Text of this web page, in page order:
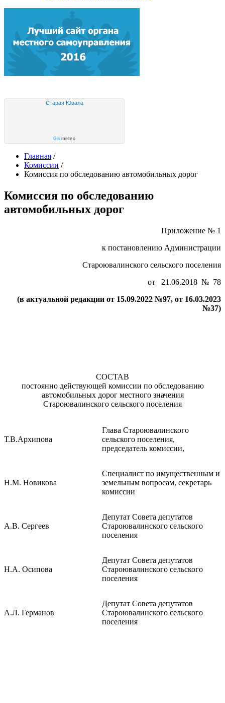
Старая Ювала
Gismeteo
Главная /
Комиссии /
Комиссия по обследованию автомобильных дорог
Комиссия по обследованию
автомобильных дорог
Приложение № 1
к постановлению Администрации
Староювалинского сельского поселения
от 21.06.2018 № 78
(в актуальной редакции от 15.09.2022 №97, от 16.03.2023
№37)
СОСТАВ
постоянно действующей комиссии по обследованию
автомобильных дорог местного значения
Староювалинского сельского поселения
Т.В.Архипова
Глава Староювалинского
сельского поселения,
председатель комиссии,
Н.М. Новикова
Специалист по имущественным и
земельным вопросам, секретарь
комиссии
А.В. Сергеев
Депутат Совета депутатов
Староювалинского сельского
поселения
Н.А. Осипова
Депутат Совета депутатов
Староювалинского сельского
поселения
А.Л. Германов
Депутат Совета депутатов
Староювалинского сельского
поселения